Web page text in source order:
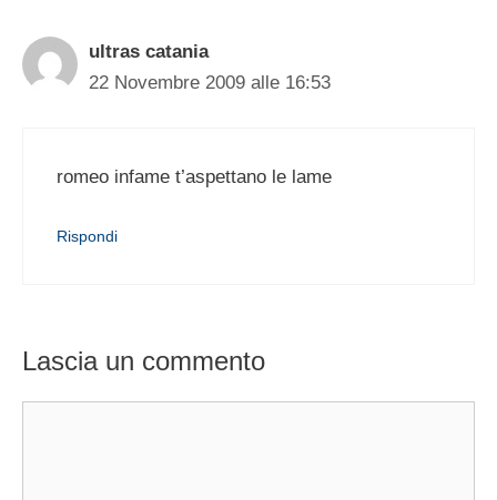
ultras catania
22 Novembre 2009 alle 16:53
romeo infame t’aspettano le lame
Rispondi
Lascia un commento